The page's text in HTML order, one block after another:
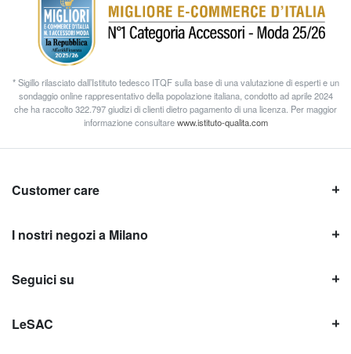
* Sigillo rilasciato dall’Istituto tedesco ITQF sulla base di una valutazione di esperti e un
sondaggio online rappresentativo della popolazione italiana, condotto ad aprile 2024
che ha raccolto 322.797 giudizi di clienti dietro pagamento di una licenza. Per maggior
informazione consultarewww.istituto-qualita.com
Customer care
I nostri negozi a Milano
Seguici su
LeSAC